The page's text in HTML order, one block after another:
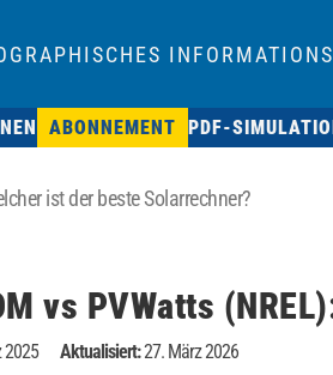
ABONNEMENT PDF-
ist der beste Solarrechner?
vs PVWatts
2025 Aktualisiert:27. März 2026